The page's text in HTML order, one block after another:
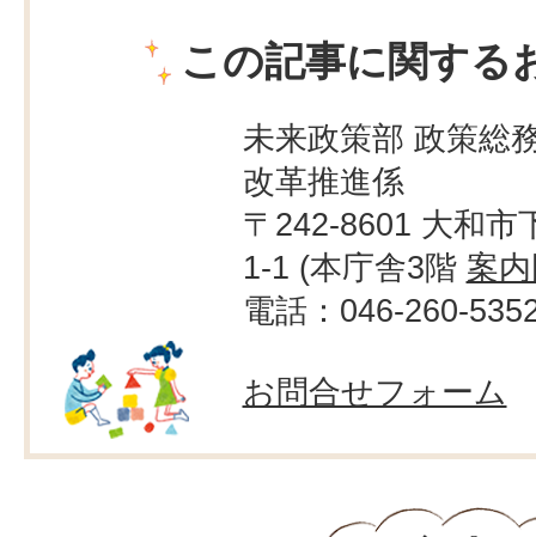
この記事に関する
未来政策部 政策総
改革推進係
〒242-8601 大和市
1-1 (本庁舎3階 案
電話：046-260-
お問合せフォーム